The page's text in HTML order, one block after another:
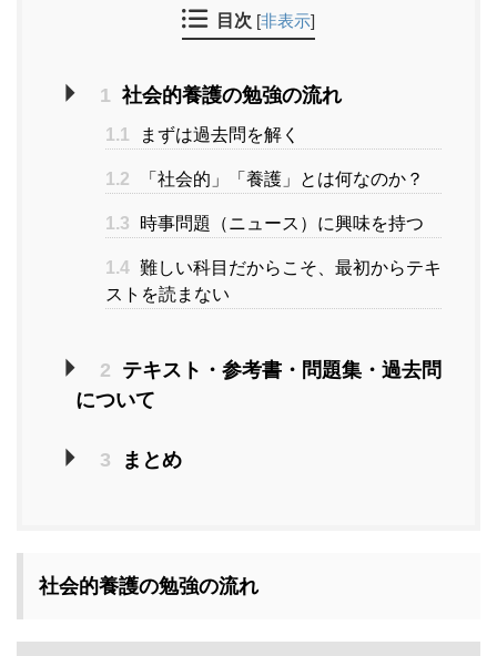
目次 [非表示]
1 社会的養護の勉強の流れ
1.1 まずは過去問を解く
1.2 「社会的」「養護」とは何なのか？
1.3 時事問題（ニュース）に興味を持つ
1.4 難しい科目だからこそ、最初からテキ
ストを読まない
2 テキスト・参考書・問題集・過去問
について
3 まとめ
社会的養護の勉強の流れ